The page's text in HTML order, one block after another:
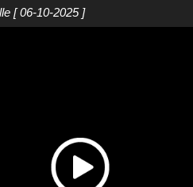
[ 06-10-2025 ]